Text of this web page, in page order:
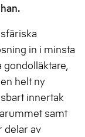
in i minsta
gondolläktare,
helt ny
innertak
samt
delar av